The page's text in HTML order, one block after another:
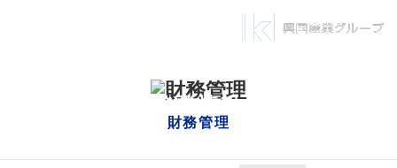
企業情報
財務管理